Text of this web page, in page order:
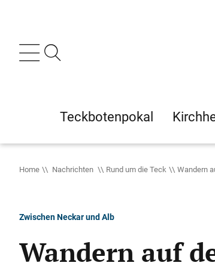
Teckbotenpokal
Home Nachrichten Rund um die Teck Wandern
Zwischen Neckar und Alb
Wandern auf